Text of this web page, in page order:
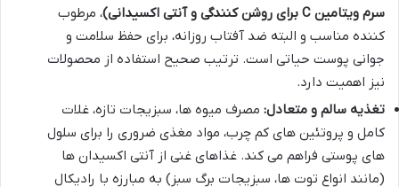
سرم ویتامین C برای روشن کنندگی و آنتی اکسیدانی)
، مرطوب
کننده مناسب و البته ضد آفتاب روزانه، برای حفظ سلامت و
جوانی پوست حیاتی است. ترتیب صحیح استفاده از محصولات
نیز اهمیت دارد.
تغذیه سالم و متعادل: مصرف میوه ها، سبزیجات تازه، غلات
کامل و پروتئین های کم چرب، مواد مغذی ضروری را برای سلول
های پوستی فراهم می کند. غذاهای غنی از آنتی اکسیدان ها
(مانند انواع توت ها، سبزیجات برگ سبز) به مبارزه با رادیکال